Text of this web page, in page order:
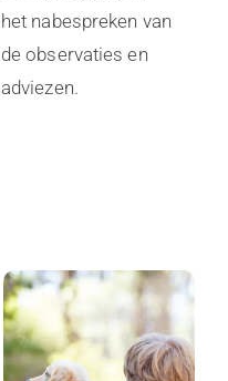
het nabespreken van
de observaties en
adviezen.